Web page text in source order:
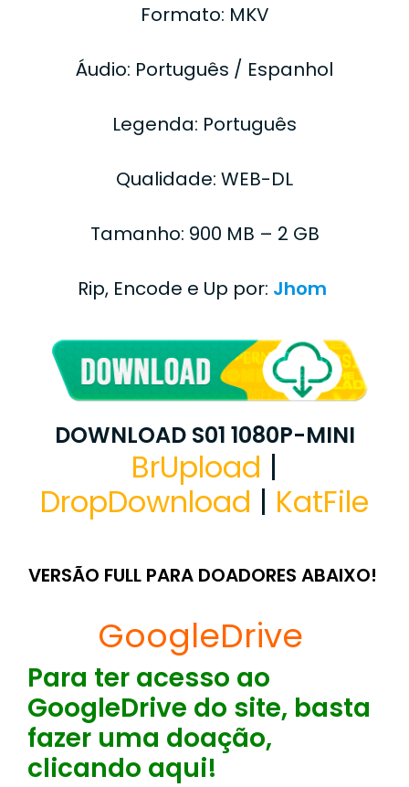
Formato: MKV
Áudio: Português / Espanhol
Legenda: Português
Qualidade: WEB-DL
Tamanho: 900 MB – 2 GB
Rip, Encode e Up por: Jhom
DOWNLOAD S01 1080P-MINI
BrUpload |
DropDownload | KatFile
VERSÃO FULL PARA DOADORES ABAIXO!
GoogleDrive
Para ter acesso ao
GoogleDrive do site, basta
fazer uma doação,
clicando aqui!